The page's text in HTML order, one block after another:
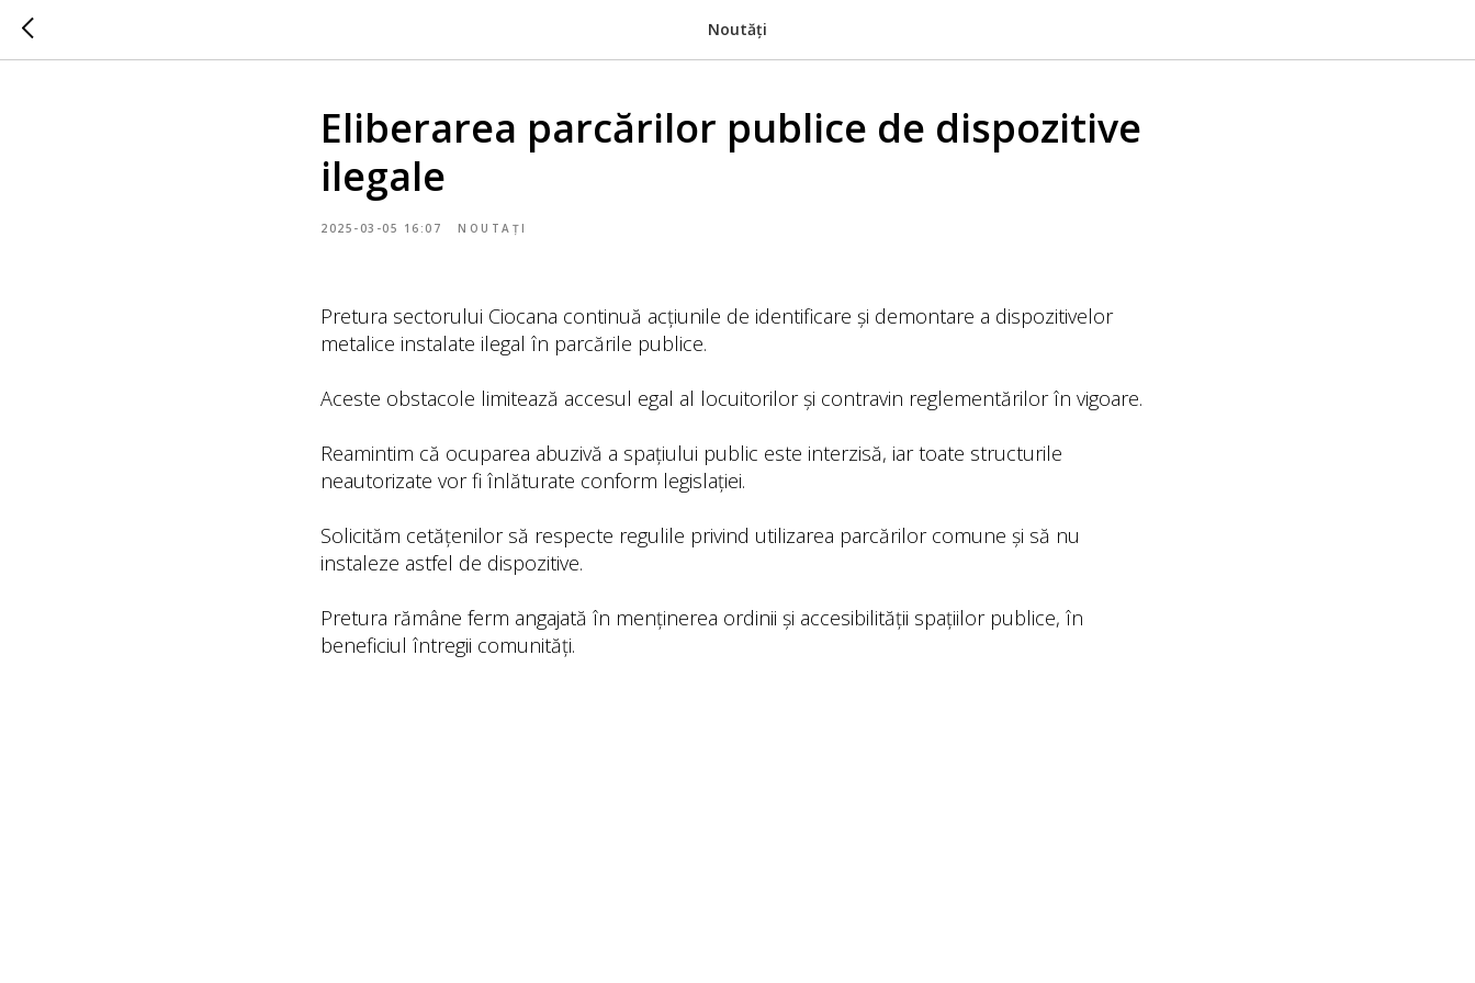
Noutăți
Eliberarea parcărilor publice de dispozitive
ilegale
2025-03-05 16:07 NOUTAȚI
Pretura sectorului Ciocana continuă acțiunile de identificare și demontare a dispozitivelor
metalice instalate ilegal în parcările publice.
Aceste obstacole limitează accesul egal al locuitorilor și contravin reglementărilor în vigoare.
Reamintim că ocuparea abuzivă a spațiului public este interzisă, iar toate structurile
neautorizate vor fi înlăturate conform legislației.
Solicităm cetățenilor să respecte regulile privind utilizarea parcărilor comune și să nu
instaleze astfel de dispozitive.
Pretura rămâne ferm angajată în menținerea ordinii și accesibilității spațiilor publice, în
beneficiul întregii comunități.